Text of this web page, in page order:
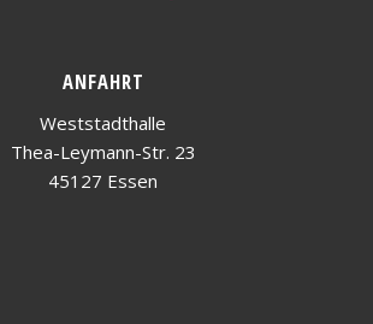
ANFAHRT
Weststadthalle
Thea-Leymann-Str. 23
45127 Essen